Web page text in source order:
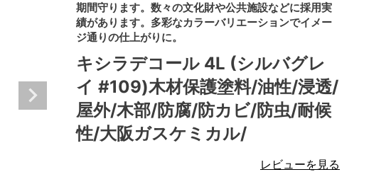
期間守ります。数々の文化財や公共施設などに採用実
績があります。多彩なカラーバリエーションでイメー
ジ通りの仕上がりに。
キシラデコール 4L (シルバグレ
イ #109)木材保護塗料/油性/浸透/
屋外/木部/防腐/防カビ/防虫/耐候
性/大阪ガスケミカル/
レビューを見る